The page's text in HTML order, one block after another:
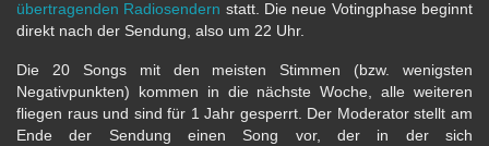
übertragenden Radiosendern statt. Die neue Votingphase beginnt
direkt nach der Sendung, also um 22 Uhr.
Die 20 Songs mit den meisten Stimmen (bzw. wenigsten
Negativpunkten) kommen in die nächste Woche, alle weiteren
fliegen raus und sind für 1 Jahr gesperrt. Der Moderator stellt am
Ende der Sendung einen Song vor, der in der sich